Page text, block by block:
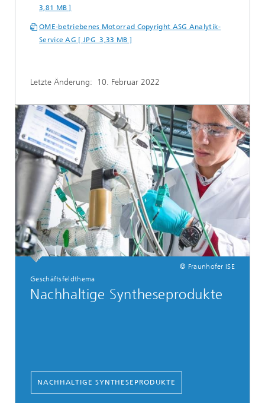
3,81 MB ]
OME-betriebenes Motorrad Copyright ASG Analytik-
Service AG [ JPG 3,33 MB ]
Letzte Änderung: 10. Februar 2022
© Fraunhofer ISE
Geschäftsfeldthema
Nachhaltige Syntheseprodukte
NACHHALTIGE SYNTHESEPRODUKTE